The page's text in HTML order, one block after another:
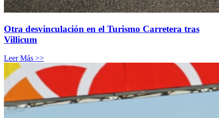
Otra desvinculación en el Turismo Carretera tras
Villicum
Leer Más >>